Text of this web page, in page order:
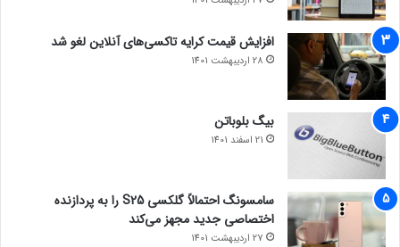
افزایش قیمت کرایه تاکسی‌های آنلاین لغو شد
28 اردیبهشت 1401
بیگ بلوباتن
21 اسفند 1401
سامسونگ احتمالاً گلکسی S25 را به پردازنده
اختصاصی جدید مجهز می‌کند
27 اردیبهشت 1401